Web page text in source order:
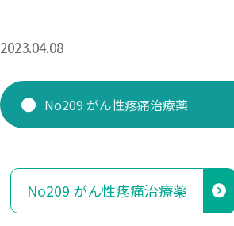
求人情報
看護部
薬剤部
2023.04.08
No209 がん性疼痛治療薬
No209 がん性疼痛治療薬